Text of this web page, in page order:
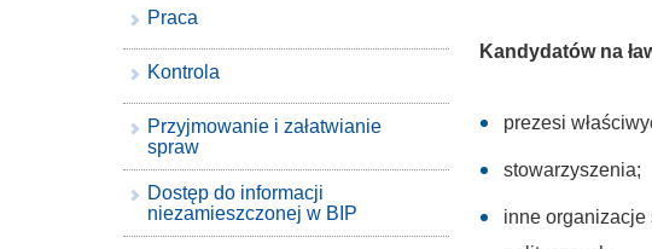
Kandydatów na
prezesi
stowarzyszenia;
inne organizacje
Praca
Kontrola
Przyjmowanie i załatwianie
spraw
Dostęp do informacji
niezamieszczonej w BIP